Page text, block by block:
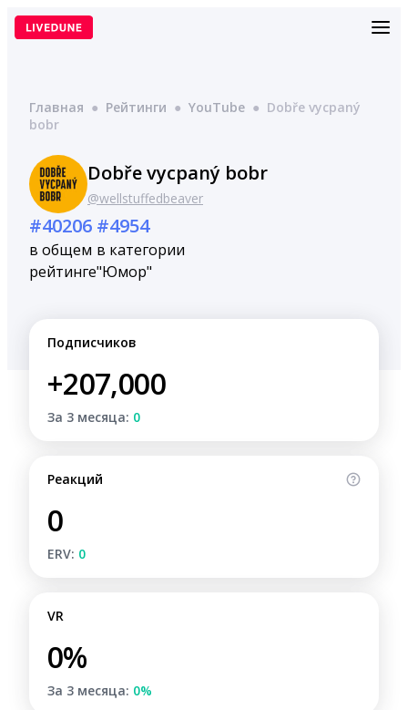
Перейти
Главная ● Рейтинги ● YouTube ● Dobře vycpaný
bobr
Dobře vycpaný bobr
@wellstuffedbeaver
#40206
в общем
рейтинге
#4954
в категории
"Юмор"
Подписчиков
+207,000
За 3 месяца: 0
Реакций
0
ERV: 0
VR
0%
За 3 месяца: 0%